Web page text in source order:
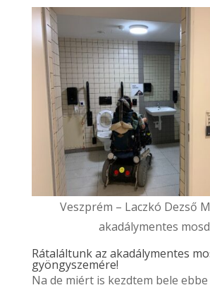
Veszprém – Laczkó Dezső
akadálymentes
Rátaláltunk az akadálymentes
gyöngyszemére!
Na de miért is kezdtem bele ebbe